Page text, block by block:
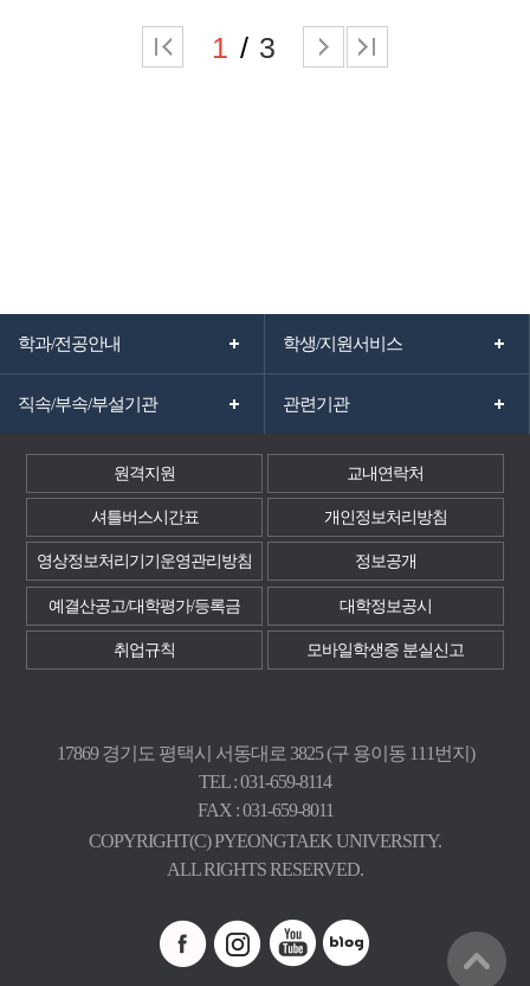
1 3
학과/전공안내 학생/지원서비스
직속/부속/부설기관 관련기관
원격지원 교내연락처
셔틀버스시간표 개인정보처리방침
영상정보처리기기운영관리방침 정보공개
예결산공고/대학평가/등록금 대학정보공시
취업규칙 모바일학생증 분실신고
17869 경기도 평택시 서동대로 3825 (구 용이동 111번지)
TEL : 031-659-8114
FAX : 031-659-8011
COPYRIGHT(C) PYEONGTAEK UNIVERSITY.
ALL RIGHTS RESERVED.